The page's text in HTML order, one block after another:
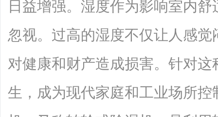
日益增强。湿度作为影响室内
忽视。过高的湿度不仅让人感
对健康和财产造成损害。针对
生，成为现代家庭和工业场所